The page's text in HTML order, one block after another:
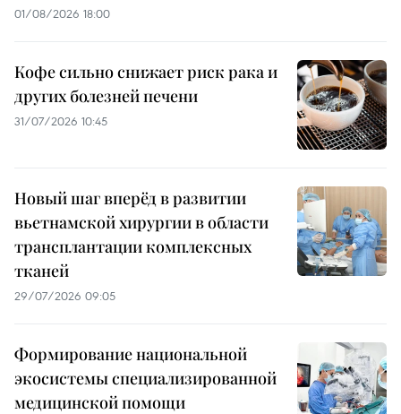
01/08/2026 18:00
Кофе сильно снижает риск рака и
других болезней печени
31/07/2026 10:45
Новый шаг вперёд в развитии
вьетнамской хирургии в области
трансплантации комплексных
тканей
29/07/2026 09:05
Формирование национальной
экосистемы специализированной
медицинской помощи